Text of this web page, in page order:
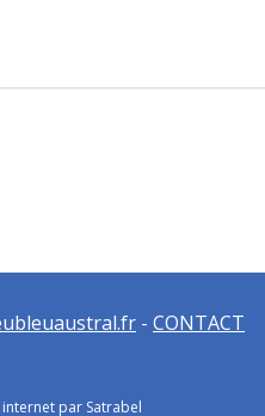
- CONTACT
par Satrabel